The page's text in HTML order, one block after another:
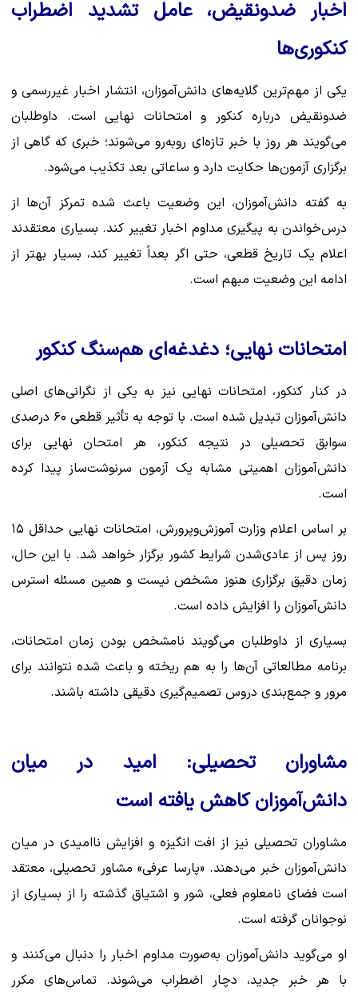
اخبار ضدونقیض، عامل تشدید اضطراب
کنکوری‌ها
یکی از مهم‌ترین گلایه‌های دانش‌آموزان، انتشار اخبار غیررسمی و
ضدونقیض درباره کنکور و امتحانات نهایی است. داوطلبان
می‌گویند هر روز با خبر تازه‌ای روبه‌رو می‌شوند؛ خبری که گاهی از
برگزاری آزمون‌ها حکایت دارد و ساعاتی بعد تکذیب می‌شود.
به گفته دانش‌آموزان، این وضعیت باعث شده تمرکز آن‌ها از
درس‌خواندن به پیگیری مداوم اخبار تغییر کند. بسیاری معتقدند
اعلام یک تاریخ قطعی، حتی اگر بعداً تغییر کند، بسیار بهتر از
ادامه این وضعیت مبهم است.
امتحانات نهایی؛ دغدغه‌ای هم‌سنگ کنکور
در کنار کنکور، امتحانات نهایی نیز به یکی از نگرانی‌های اصلی
دانش‌آموزان تبدیل شده است. با توجه به تأثیر قطعی ۶۰ درصدی
سوابق تحصیلی در نتیجه کنکور، هر امتحان نهایی برای
دانش‌آموزان اهمیتی مشابه یک آزمون سرنوشت‌ساز پیدا کرده
است.
بر اساس اعلام وزارت آموزش‌وپرورش، امتحانات نهایی حداقل ۱۵
روز پس از عادی‌شدن شرایط کشور برگزار خواهد شد. با این حال،
زمان دقیق برگزاری هنوز مشخص نیست و همین مسئله استرس
دانش‌آموزان را افزایش داده است.
بسیاری از داوطلبان می‌گویند نامشخص بودن زمان امتحانات،
برنامه مطالعاتی آن‌ها را به هم ریخته و باعث شده نتوانند برای
مرور و جمع‌بندی دروس تصمیم‌گیری دقیقی داشته باشند.
مشاوران تحصیلی: امید در میان
دانش‌آموزان کاهش یافته است
مشاوران تحصیلی نیز از افت انگیزه و افزایش ناامیدی در میان
دانش‌آموزان خبر می‌دهند. «پارسا عرفی» مشاور تحصیلی، معتقد
است فضای نامعلوم فعلی، شور و اشتیاق گذشته را از بسیاری از
نوجوانان گرفته است.
او می‌گوید دانش‌آموزان به‌صورت مداوم اخبار را دنبال می‌کنند و
با هر خبر جدید، دچار اضطراب می‌شوند. تماس‌های مکرر